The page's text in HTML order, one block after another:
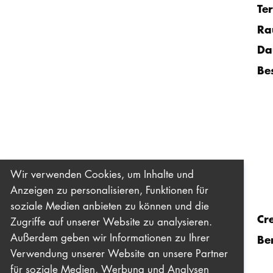
Wir verwenden Cookies, um Inhalte und
Anzeigen zu personalisieren, Funktionen für
soziale Medien anbieten zu können und die
Zugriffe auf unserer Website zu analysieren.
Außerdem geben wir Informationen zu Ihrer
Verwendung unserer Website an unsere Partner
für soziale Medien, Werbung und Analysen